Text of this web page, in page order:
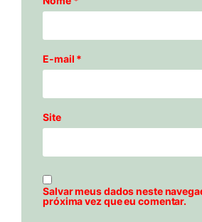
E-mail *
Site
Salvar meus dados neste
próxima vez que eu comentar.